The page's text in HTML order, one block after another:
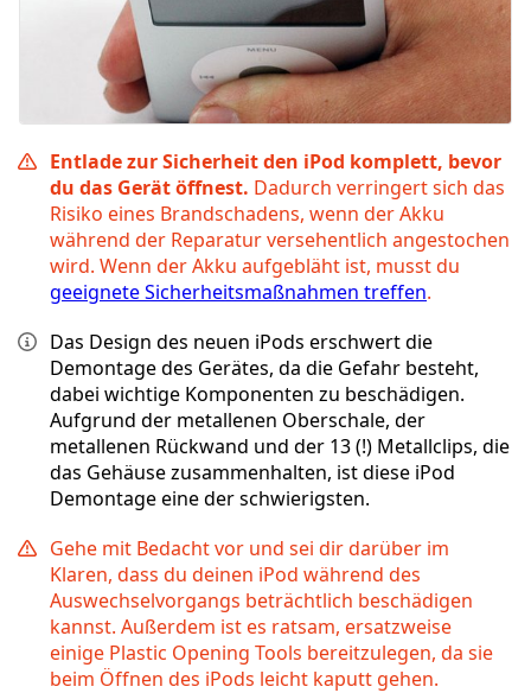
Entlade zur Sicherheit den iPod komplett, bevor
du das Gerät öffnest. Dadurch verringert sich das
Risiko eines Brandschadens, wenn der Akku
während der Reparatur versehentlich angestochen
wird. Wenn der Akku aufgebläht ist, musst du
geeignete Sicherheitsmaßnahmen treffen.
Das Design des neuen iPods erschwert die
Demontage des Gerätes, da die Gefahr besteht,
dabei wichtige Komponenten zu beschädigen.
Aufgrund der metallenen Oberschale, der
metallenen Rückwand und der 13 (!) Metallclips, die
das Gehäuse zusammenhalten, ist diese iPod
Demontage eine der schwierigsten.
Gehe mit Bedacht vor und sei dir darüber im
Klaren, dass du deinen iPod während des
Auswechselvorgangs beträchtlich beschädigen
kannst. Außerdem ist es ratsam, ersatzweise
einige Plastic Opening Tools bereitzulegen, da sie
beim Öffnen des iPods leicht kaputt gehen.